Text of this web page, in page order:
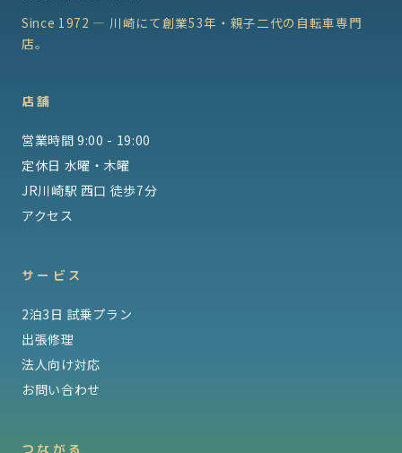
Since 1972 — 川崎にて創業53年・親子二代の自転車専門
店。
店舗
営業時間 9:00 - 19:00
定休日 水曜・木曜
JR川崎駅 西口 徒歩7分
アクセス
サービス
2泊3日 試乗プラン
出張修理
法人向け対応
お問い合わせ
つながる